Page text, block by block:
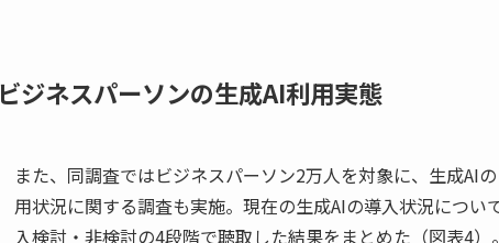
ビジネスパーソンの生成AI利用実態
また、同調査ではビジネスパーソン2万人を対象に、生成AI
用状況に関する調査も実施。現在の生成AIの導入状況につい
入検討・非検討の4段階で聴取した結果をまとめた（図表4）。